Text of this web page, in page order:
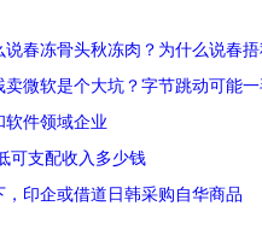
春冻骨头秋冻肉？为什么说春
微软是个大坑？字节跳动可能
软件领域企业
可支配收入多少钱
印企或借道日韩采购自华商品